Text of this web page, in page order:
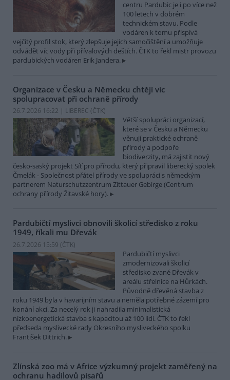
centru Pardubic je i po více než
100 letech v dobrém
technickém stavu. Podle
vodáren k tomu přispívá
vejčitý profil stok, který zlepšuje jejich samočištění a umožňuje
odvádět víc vody při přívalových deštích. ČTK to řekl mistr provozu
pardubických vodáren Erik Jandera.
Organizace v Česku a Německu chtějí víc
spolupracovat při ochraně přírody
26.7.2026 16:22 | LIBEREC (ČTK)
Větší spolupráci organizací,
které se v Česku a Německu
věnují praktické ochraně
přírody a podpoře
biodiverzity, má zajistit nový
česko-saský projekt Síť pro přírodu, který připravil liberecký spolek
Čmelák - Společnost přátel přírody ve spolupráci s německým
partnerem Naturschutzzentrum Zittauer Gebirge (Centrum
ochrany přírody Žitavské hory).
Pardubičtí myslivci obnovili školicí středisko z roku
1949, říkali mu Dřevák
26.7.2026 15:59 (ČTK)
Pardubičtí myslivci
zmodernizovali školicí
středisko zvané Dřevák v
areálu střelnice na Hůrkách.
Původně dřevěná stavba z
roku 1949 byla v havarijním stavu a neměla potřebné zázemí pro
konání akcí. Za necelý rok ji nahradila minimalistická
nízkoenergetická stavba s kapacitou až 100 lidí. ČTK to řekl
předseda myslivecké rady Okresního mysliveckého spolku
František Dittrich.
Zlínská zoo má v Africe výzkumný projekt zaměřený na
ochranu hadilovů písařů